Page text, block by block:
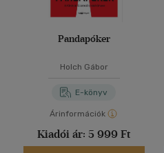
Pandapóker
Holch Gábor
E-könyv
Árinformációk
Kiadói ár: 5 999 Ft